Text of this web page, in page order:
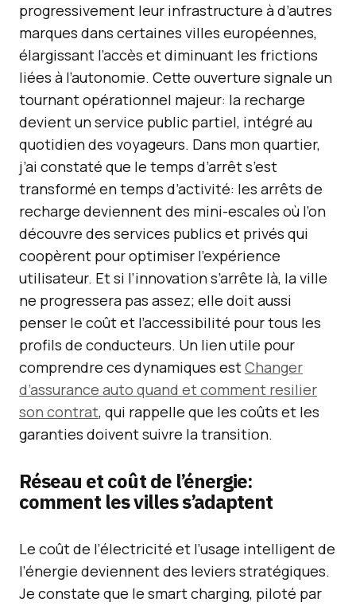
progressivement leur infrastructure à d’autres
marques dans certaines villes européennes,
élargissant l’accès et diminuant les frictions
liées à l’autonomie. Cette ouverture signale un
tournant opérationnel majeur: la recharge
devient un service public partiel, intégré au
quotidien des voyageurs. Dans mon quartier,
j’ai constaté que le temps d’arrêt s’est
transformé en temps d’activité: les arrêts de
recharge deviennent des mini-escales où l’on
découvre des services publics et privés qui
coopèrent pour optimiser l’expérience
utilisateur. Et si l’innovation s’arrête là, la ville
ne progressera pas assez; elle doit aussi
penser le coût et l’accessibilité pour tous les
profils de conducteurs. Un lien utile pour
comprendre ces dynamiques estChanger
d’assurance auto quand et comment resilier
son contrat, qui rappelle que les coûts et les
garanties doivent suivre la transition.
Réseau et coût de l’énergie:
comment les villes s’adaptent
Le coût de l’électricité et l’usage intelligent de
l’énergie deviennent des leviers stratégiques.
Je constate que le smart charging, piloté par